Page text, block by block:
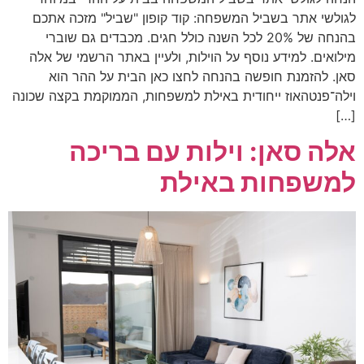
לגולשי אתר בשביל המשפחה: קוד קופון "שביל" מזכה אתכם
בהנחה של 20% לכל השנה כולל חגים. מכבדים גם שוברי
מילואים. למידע נוסף על הוילות, ולעיין באתר הרשמי של אלה
סאן. להזמנת חופשה בהנחה לחצו כאן הבית על ההר הוא
וילה־פנטהאוז ייחודית באילת למשפחות, הממוקמת בקצה שכונה
[…]
אלה סאן: וילות עם בריכה
למשפחות באילת